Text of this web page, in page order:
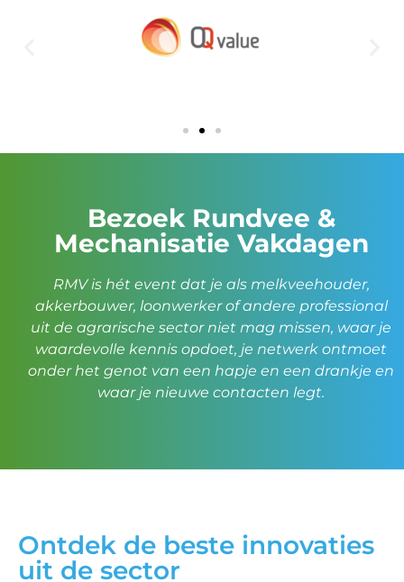
Bezoek Rundvee &
Mechanisatie Vakdagen
RMV is hét event dat je als melkveehouder,
akkerbouwer, loonwerker of andere professional
uit de agrarische sector niet mag missen, waar je
waardevolle kennis opdoet, je netwerk ontmoet
onder het genot van een hapje en een drankje en
waar je nieuwe contacten legt.
Ontdek de beste innovaties
uit de sector